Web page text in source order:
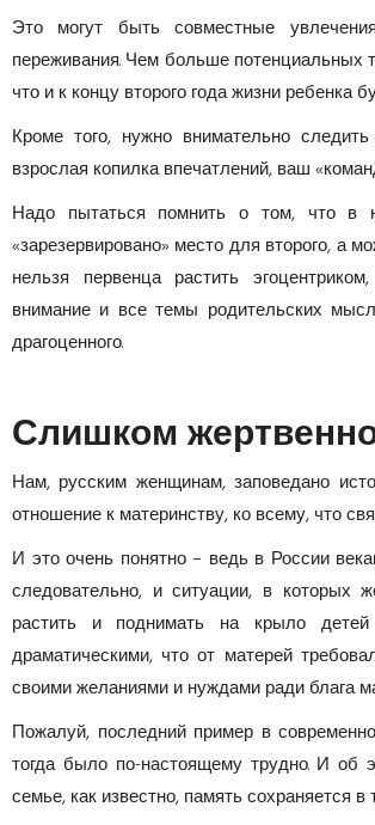
Это могут быть совместные
переживания. Чем больше потенциальных
что и к концу второго года жизни ребенка
Кроме того, нужно внимательно
взрослая копилка впечатлений, ваш
Надо пытаться помнить о том, что в
«зарезервировано» место для второго, а
нельзя первенца растить
внимание и все темы родительских
драгоценного.
Слишком
Нам, русским женщинам, заповедано
отношение к материнству, ко всему, что
И это очень понятно – ведь в России
следовательно, и ситуации, в которых
растить и поднимать на крыло
драматическими, что от матерей
своими желаниями и нуждами ради блага
Пожалуй, последний пример в
тогда было по-настоящему трудно. И
семье, как известно, память сохраняется в